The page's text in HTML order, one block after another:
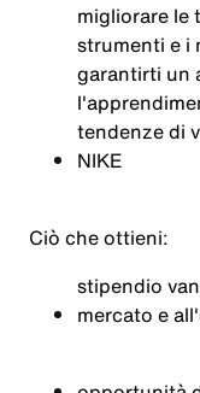
migliorare le
strumenti e i
garantirti un
tendenze di
NIKE
Ciò che ottieni:
stipendio
mercato e